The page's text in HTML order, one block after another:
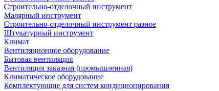
Строительно-отделочный инструмент
Малярный инструмент
Строительно-отделочный инструмент разное
Штукатурный инструмент
Климат
Вентиляционное оборудование
Бытовая вентиляция
Вентиляция заказная (промышленная)
Климатическое оборудование
Комплектующие для систем кондиционирования